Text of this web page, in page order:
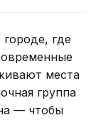
где
места
группа
— чтобы